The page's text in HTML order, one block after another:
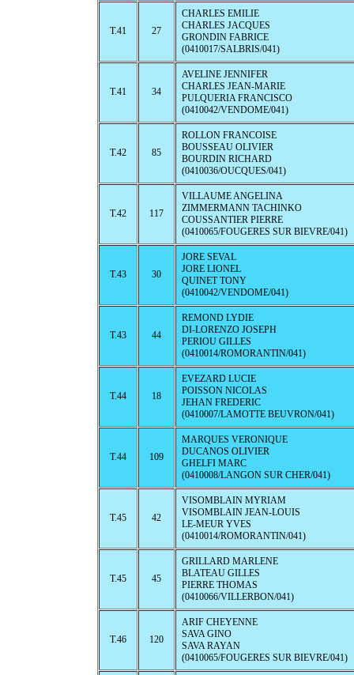
T.41 27
CHARLES EMILIE
CHARLES JACQUES
GRONDIN FABRICE
(0410017/SALBRIS/041)
T.41 34
AVELINE JENNIFER
CHARLES JEAN-MARIE
PULQUERIA FRANCISCO
(0410042/VENDOME/041)
T.42 85
ROLLON FRANCOISE
BOUSSEAU OLIVIER
BOURDIN RICHARD
(0410036/OUCQUES/041)
T.42 117
VILLAUME ANGELINA
ZIMMERMANN TACHINKO
COUSSANTIER PIERRE
(0410065/FOUGERES SUR BIEVRE/041)
T.43 30
JORE SEVAL
JORE LIONEL
QUINET TONY
(0410042/VENDOME/041)
T.43 44
REMOND LYDIE
DI-LORENZO JOSEPH
PERIOU GILLES
(0410014/ROMORANTIN/041)
T.44 18
EVEZARD LUCIE
POISSON NICOLAS
JEHAN FREDERIC
(0410007/LAMOTTE BEUVRON/041)
T.44 109
MARQUES VERONIQUE
DUCANOS OLIVIER
GHELFI MARC
(0410008/LANGON SUR CHER/041)
T.45 42
VISOMBLAIN MYRIAM
VISOMBLAIN JEAN-LOUIS
LE-MEUR YVES
(0410014/ROMORANTIN/041)
T.45 45
GRILLARD MARLENE
BLATEAU GILLES
PIERRE THOMAS
(0410066/VILLERBON/041)
T.46 120
ARIF CHEYENNE
SAVA GINO
SAVA RAYAN
(0410065/FOUGERES SUR BIEVRE/041)